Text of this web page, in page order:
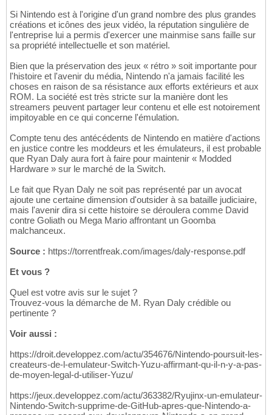
Si Nintendo est à l'origine d'un grand nombre des plus grandes
créations et icônes des jeux vidéo, la réputation singulière de
l'entreprise lui a permis d'exercer une mainmise sans faille sur
sa propriété intellectuelle et son matériel.
Bien que la préservation des jeux « rétro » soit importante pour
l'histoire et l'avenir du média, Nintendo n'a jamais facilité les
choses en raison de sa résistance aux efforts extérieurs et aux
ROM. La société est très stricte sur la manière dont les
streamers peuvent partager leur contenu et elle est notoirement
impitoyable en ce qui concerne l'émulation.
Compte tenu des antécédents de Nintendo en matière d'actions
en justice contre les moddeurs et les émulateurs, il est probable
que Ryan Daly aura fort à faire pour maintenir « Modded
Hardware » sur le marché de la Switch.
Le fait que Ryan Daly ne soit pas représenté par un avocat
ajoute une certaine dimension d'outsider à sa bataille judiciaire,
mais l'avenir dira si cette histoire se déroulera comme David
contre Goliath ou Mega Mario affrontant un Goomba
malchanceux.
Source : https://torrentfreak.com/images/daly-response.pdf
Et vous ?
Quel est votre avis sur le sujet ?
Trouvez-vous la démarche de M. Ryan Daly crédible ou
pertinente ?
Voir aussi :
https://droit.developpez.com/actu/354676/Nintendo-poursuit-les-
createurs-de-l-emulateur-Switch-Yuzu-affirmant-qu-il-n-y-a-pas-
de-moyen-legal-d-utiliser-Yuzu/
https://jeux.developpez.com/actu/363382/Ryujinx-un-emulateur-
Nintendo-Switch-supprime-de-GitHub-apres-que-Nintendo-a-